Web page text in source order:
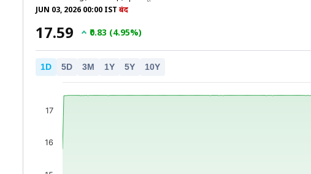
JUN 03, 2026 00:00 IST बंद
₹17.59 ₹0.83 (4.95%)
1D 5D 3M 1Y 5Y 10Y
16
17